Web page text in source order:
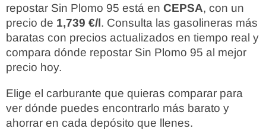
repostar Sin Plomo 95 está en CEPSA, con un
precio de 1,739 €/l. Consulta las gasolineras más
baratas con precios actualizados en tiempo real y
compara dónde repostar Sin Plomo 95 al mejor
precio hoy.
Elige el carburante que quieras comparar para
ver dónde puedes encontrarlo más barato y
ahorrar en cada depósito que llenes.